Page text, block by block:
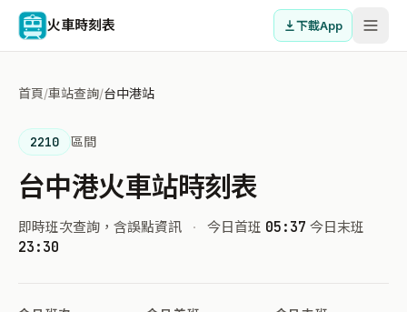
火車時刻表 下載App
首頁/車站查詢/台中港站
2210 區間
台中港火車站時刻表
即時班次查詢，含誤點資訊 · 今日首班 05:37 今日末班
23:30